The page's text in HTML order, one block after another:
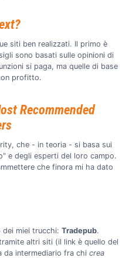
siti ben realizzati. Il primo è
sono basati sulle opinioni di
si paga, ma quelle di base
profitto.
Recommended
che - in teoria - si basa sui
e degli esperti del loro campo.
che finora mi ha dato
dei miei trucchi: Tradepub.
altri siti (il link è quello del
da intermediario fra chi crea